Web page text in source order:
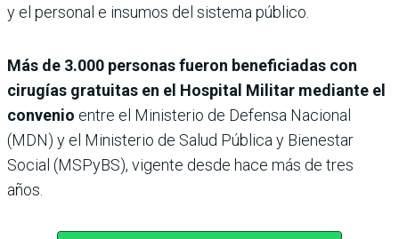
y el personal e insumos del sistema público.
Más de 3.000 personas fueron beneficiadas con
cirugías gratuitas en el Hospital Militar mediante el
convenio entre el Ministerio de Defensa Nacional
(MDN) y el Ministerio de Salud Pública y Bienestar
Social (MSPyBS), vigente desde hace más de tres
años.